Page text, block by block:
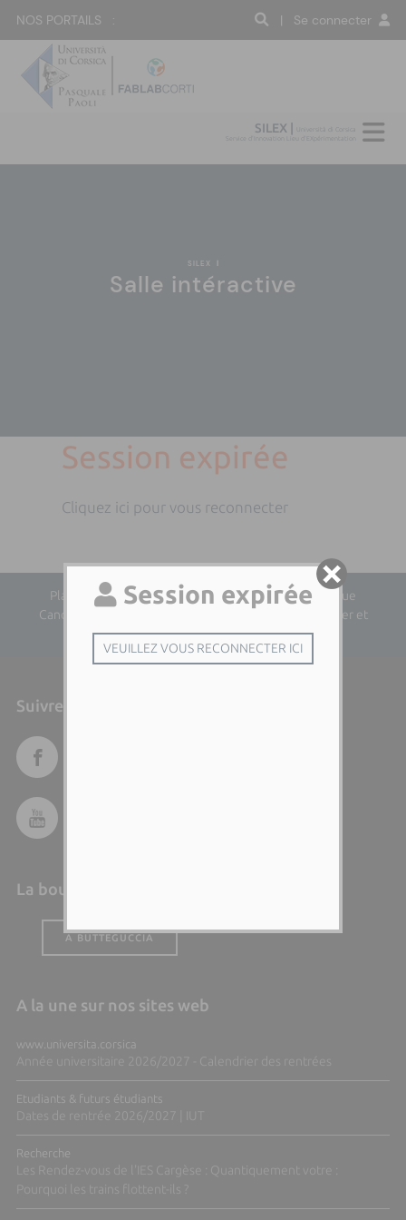
NOS PORTAILS : | Se connecter
SILEX |
SILEX
Salle intéractive
Session expirée
Cliquez ici pour vous reconnecter
Plan du site| Directeur de la publication : Dominique
Cancellieri | Responsable éditorial : Audrina Lhotellier et
Leria Paolini
Suivre l'Università di Corsica
La boutique de l'Università
A BUTTEGUCCIA
A la une sur nos sites web
www.universita.corsica
Année universitaire 2026/2027 - Calendrier des rentrées
Etudiants & futurs étudiants
Dates de rentrée 2026/2027 | IUT
Recherche
Les Rendez-vous de l'IES Cargèse : Quantiquement votre :
Pourquoi les trains flottent-ils ?